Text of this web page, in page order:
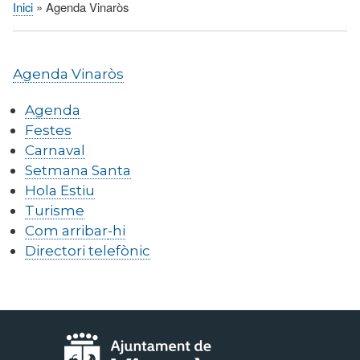
Fil
Inici Agenda Vinaròs
Agenda Vinaròs
Agenda
Festes
Carnaval
Setmana Santa
Hola Estiu
Turisme
Com arribar-hi
Directori telefònic